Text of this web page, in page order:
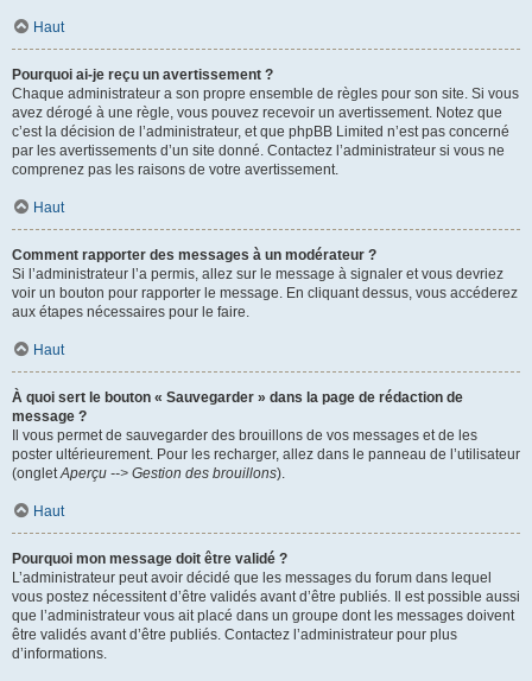
Haut
Pourquoi ai-je reçu un avertissement ?
Chaque administrateur a son propre ensemble de règles pour son site. Si vous
avez dérogé à une règle, vous pouvez recevoir un avertissement. Notez que
c’est la décision de l’administrateur, et que phpBB Limited n’est pas concerné
par les avertissements d’un site donné. Contactez l’administrateur si vous ne
comprenez pas les raisons de votre avertissement.
Haut
Comment rapporter des messages à un modérateur ?
Si l’administrateur l’a permis, allez sur le message à signaler et vous devriez
voir un bouton pour rapporter le message. En cliquant dessus, vous accéderez
aux étapes nécessaires pour le faire.
Haut
À quoi sert le bouton « Sauvegarder » dans la page de rédaction de
message ?
Il vous permet de sauvegarder des brouillons de vos messages et de les
poster ultérieurement. Pour les recharger, allez dans le panneau de l’utilisateur
(onglet Aperçu --> Gestion des brouillons).
Haut
Pourquoi mon message doit être validé ?
L’administrateur peut avoir décidé que les messages du forum dans lequel
vous postez nécessitent d’être validés avant d’être publiés. Il est possible aussi
que l’administrateur vous ait placé dans un groupe dont les messages doivent
être validés avant d’être publiés. Contactez l’administrateur pour plus
d’informations.